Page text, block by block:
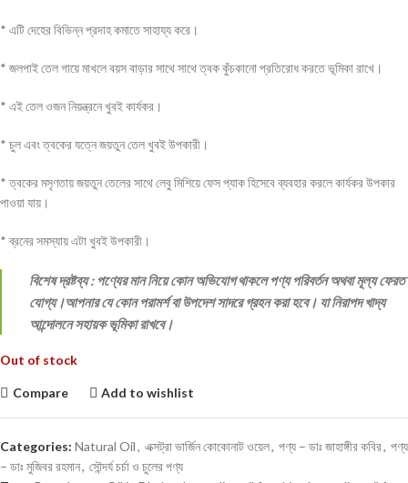
* এটি দেহের বিভিন্ন প্রদাহ কমাতে সাহায্য করে।
* জলপাই তেল গায়ে মাখলে বয়স বাড়ার সাথে সাথে ত্বক কুঁচকানো প্রতিরোধ করতে ভূমিকা রাখে।
* এই তেল ওজন নিয়ন্ত্রনে খুবই কার্যকর।
* চুল এবং ত্বকের যত্নে জয়তুন তেল খুবই উপকারী।
* ত্বকের মসৃণতায় জয়তুন তেলের সাথে লেবু মিশিয়ে ফেস প্যাক হিসেবে ব্যবহার করলে কার্যকর উপকার
পাওয়া যায়।
* ব্রনের সমস্যায় এটা খুবই উপকারী।
বিশেষ দ্রষ্টব্য : পণ্যের মান নিয়ে কোন অভিযোগ থাকলে পণ্য পরিবর্তন অথবা মূল্য ফেরত
যোগ্য।আপনার যে কোন পরামর্শ বা উপদেশ সাদরে গ্রহন করা হবে। যা নিরাপদ খাদ্য
আন্দোলনে সহায়ক ভূমিকা রাখবে।
Out of stock
Compare Add to wishlist
Categories: Natural Oil, এক্সট্রা ভার্জিন কোকোনাট ওয়েল, পণ্য – ডাঃ জাহাঙ্গীর কবির, পণ্য
– ডাঃ মুজিবর রহমান, সৌন্দর্য চর্চা ও চুলের পণ্য